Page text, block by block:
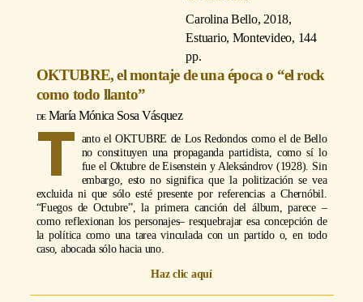
Carolina Bello, 2018,
Estuario, Montevideo, 144
pp.
OKTUBRE, el montaje de una época o “el rock
como todo llanto”
María Mónica Sosa Vásquez
T anto el OKTUBRE de Los Redondos como el de Bello
no constituyen una propaganda partidista, como sí lo
fue el Oktubre de Eisenstein y Aleksándrov (1928). Sin
embargo, esto no significa que la politización se vea
excluida ni que sólo esté presente por referencias a Chernóbil.
“Fuegos de Octubre”, la primera canción del álbum, parece –
como reflexionan los personajes– resquebrajar esa concepción de
la política como una tarea vinculada con un partido o, en todo
caso, abocada sólo hacia uno.
Haz clic aquí